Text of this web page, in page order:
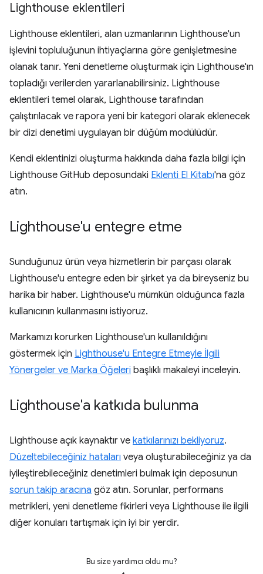
Lighthouse eklentileri
Lighthouse eklentileri, alan uzmanlarının Lighthouse'un
işlevini topluluğunun ihtiyaçlarına göre genişletmesine
olanak tanır. Yeni denetleme oluşturmak için Lighthouse'ın
topladığı verilerden yararlanabilirsiniz. Lighthouse
eklentileri temel olarak, Lighthouse tarafından
çalıştırılacak ve rapora yeni bir kategori olarak eklenecek
bir dizi denetimi uygulayan bir düğüm modülüdür.
Kendi eklentinizi oluşturma hakkında daha fazla bilgi için
Lighthouse GitHub deposundaki Eklenti El Kitabı'na göz
atın.
Lighthouse'u entegre etme
Sunduğunuz ürün veya hizmetlerin bir parçası olarak
Lighthouse'u entegre eden bir şirket ya da bireyseniz bu
harika bir haber. Lighthouse'u mümkün olduğunca fazla
kullanıcının kullanmasını istiyoruz.
Markamızı korurken Lighthouse'un kullanıldığını
göstermek için Lighthouse'u Entegre Etmeyle İlgili
Yönergeler ve Marka Öğeleri başlıklı makaleyi inceleyin.
Lighthouse'a katkıda bulunma
Lighthouse açık kaynaktır ve katkılarınızı bekliyoruz.
Düzeltebileceğiniz hataları veya oluşturabileceğiniz ya da
iyileştirebileceğiniz denetimleri bulmak için deposunun
sorun takip aracına göz atın. Sorunlar, performans
metrikleri, yeni denetleme fikirleri veya Lighthouse ile ilgili
diğer konuları tartışmak için iyi bir yerdir.
Bu size yardımcı oldu mu?